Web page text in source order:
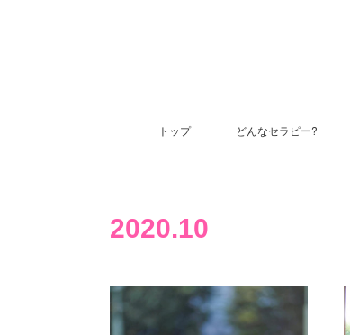
トップ どんなセラピー?
2020.10